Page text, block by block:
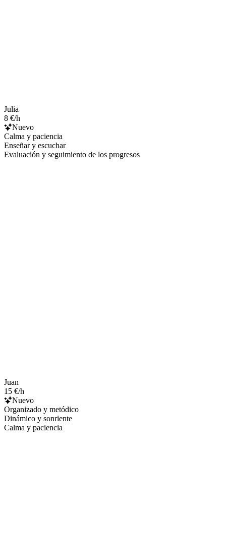
Julia
8 €/h
Nuevo
Calma y paciencia
Enseñar y escuchar
Evaluación y seguimiento de los progresos
Juan
15 €/h
Nuevo
Organizado y metódico
Dinámico y sonriente
Calma y paciencia